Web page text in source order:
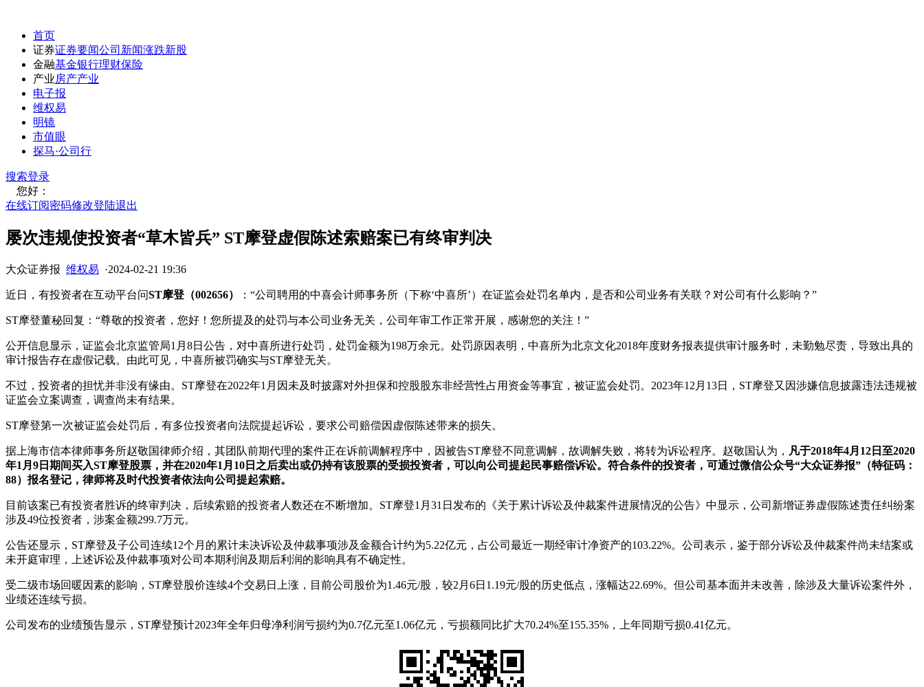
首页
证券证券要闻公司新闻涨跌新股
金融基金银行理财保险
产业房产产业
电子报
维权易
明镜
市值眼
探马·公司行
搜索登录
您好：
在线订阅密码修改登陆退出
屡次违规使投资者“草木皆兵” ST摩登虚假陈述索赔案已有终审判决
大众证券报 维权易 ·2024-02-21 19:36
近日，有投资者在互动平台问ST摩登（002656） ：“公司聘用的中喜会计师事务所（下称‘中喜所’）在证监会处罚名单内，是否和公司业务有关联？对公司有什么影响？”
ST摩登董秘回复：“尊敬的投资者，您好！您所提及的处罚与本公司业务无关，公司年审工作正常开展，感谢您的关注！”
公开信息显示，证监会北京监管局1月8日公告，对中喜所进行处罚，处罚金额为198万余元。处罚原因表明，中喜所为北京文化2018年度财务报表提供审计服务时，未勤勉尽责，导致出具的
审计报告存在虚假记载。由此可见，中喜所被罚确实与ST摩登无关。
不过，投资者的担忧并非没有缘由。ST摩登在2022年1月因未及时披露对外担保和控股股东非经营性占用资金等事宜，被证监会处罚。2023年12月13日，ST摩登又因涉嫌信息披露违法违规被
证监会立案调查，调查尚未有结果。
ST摩登第一次被证监会处罚后，有多位投资者向法院提起诉讼，要求公司赔偿因虚假陈述带来的损失。
据上海市信本律师事务所赵敬国律师介绍，其团队前期代理的案件正在诉前调解程序中，因被告ST摩登不同意调解，故调解失败，将转为诉讼程序。赵敬国认为， 凡于2018年4月12日至2020
年1月9日期间买入ST摩登股票，并在2020年1月10日之后卖出或仍持有该股票的受损投资者，可以向公司提起民事赔偿诉讼。符合条件的投资者，可通过微信公众号“大众证券报”（特征码：
88）报名登记，律师将及时代投资者依法向公司提起索赔。
目前该案已有投资者胜诉的终审判决，后续索赔的投资者人数还在不断增加。ST摩登1月31日发布的《关于累计诉讼及仲裁案件进展情况的公告》中显示，公司新增证券虚假陈述责任纠纷案
涉及49位投资者，涉案金额299.7万元。
公告还显示，ST摩登及子公司连续12个月的累计未决诉讼及仲裁事项涉及金额合计约为5.22亿元，占公司最近一期经审计净资产的103.22%。公司表示，鉴于部分诉讼及仲裁案件尚未结案或
未开庭审理，上述诉讼及仲裁事项对公司本期利润及期后利润的影响具有不确定性。
受二级市场回暖因素的影响，ST摩登股价连续4个交易日上涨，目前公司股价为1.46元/股，较2月6日1.19元/股的历史低点，涨幅达22.69%。但公司基本面并未改善，除涉及大量诉讼案件外，
业绩还连续亏损。
公司发布的业绩预告显示，ST摩登预计2023年全年归母净利润亏损约为0.7亿元至1.06亿元，亏损额同比扩大70.24%至155.35%，上年同期亏损0.41亿元。